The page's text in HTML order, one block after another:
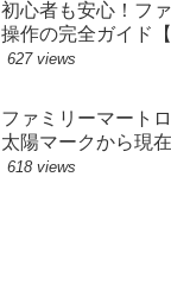
初心者も安心！フ
操作の完全ガイド【
627 views
ファミリーマート
太陽マークから現
618 views